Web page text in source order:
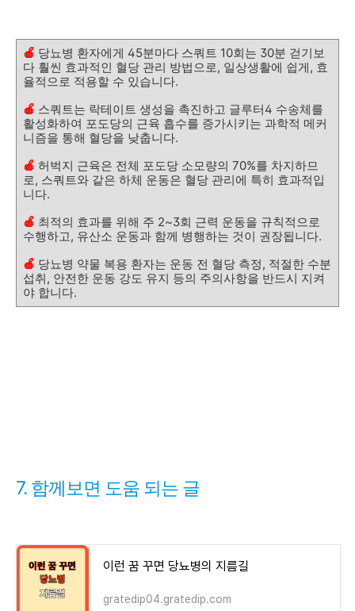
🍎 당뇨병 환자에게 45분마다 스쿼트 10회는 30분 걷기보
다 훨씬 효과적인 혈당 관리 방법으로, 일상생활에 쉽게, 효
율적으로 적용할 수 있습니다.
🍎 스쿼트는 락테이트 생성을 촉진하고 글루터4 수송체를
활성화하여 포도당의 근육 흡수를 증가시키는 과학적 메커
니즘을 통해 혈당을 낮춥니다.
🍎 허벅지 근육은 전체 포도당 소모량의 70%를 차지하므
로, 스쿼트와 같은 하체 운동은 혈당 관리에 특히 효과적입
니다.
🍎 최적의 효과를 위해 주 2~3회 근력 운동을 규칙적으로
수행하고, 유산소 운동과 함께 병행하는 것이 권장됩니다.
🍎 당뇨병 약물 복용 환자는 운동 전 혈당 측정, 적절한 수분
섭취, 안전한 운동 강도 유지 등의 주의사항을 반드시 지켜
야 합니다.
7. 함께보면 도움 되는 글
이런 꿈 꾸면 당뇨병의 지름길
gratedip04.gratedip.com